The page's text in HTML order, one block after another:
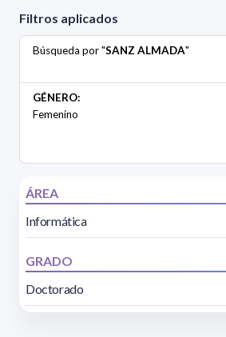
Filtros aplicados
Búsqueda por "SANZ ALMADA"
GÉNERO:
Femenino
ÁREA
Informática
GRADO
Doctorado